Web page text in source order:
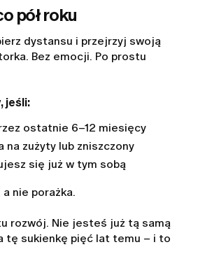
pół roku
dystansu i przejrzyj swoją
Bez emocji. Po prostu
jeśli:
ostatnie 6–12 miesięcy
na zużyty lub zniszczony
się już w tym sobą
nie porażka.
rozwój. Nie jesteś już tą samą
tę sukienkę pięć lat temu – i to